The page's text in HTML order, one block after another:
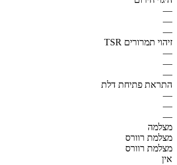
—
—
—
זיהוי תמרורים TSR
—
—
—
התראת פתיחת דלת
—
—
—
מצלמה
מצלמת רוורס
מצלמת רוורס
אין